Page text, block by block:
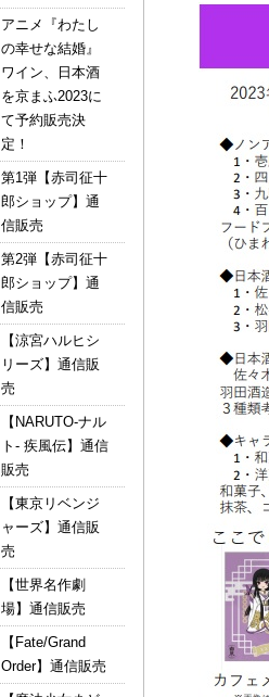
アニメ『わたし
の幸せな結婚』
ワイン、日本酒
を京まふ2023に
て予約販売決
定！
第1弾【赤司征十
郎ショップ】通
信販売
第2弾【赤司征十
郎ショップ】通
信販売
【涼宮ハルヒシ
リーズ】通信販
売
【NARUTO-ナル
ト- 疾風伝】通信
販売
【東京リベンジ
ャーズ】通信販
売
【世界名作劇
場】通信販売
【Fate/Grand
Order】通信販売